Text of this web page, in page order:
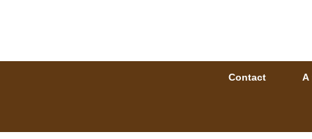
Contact A